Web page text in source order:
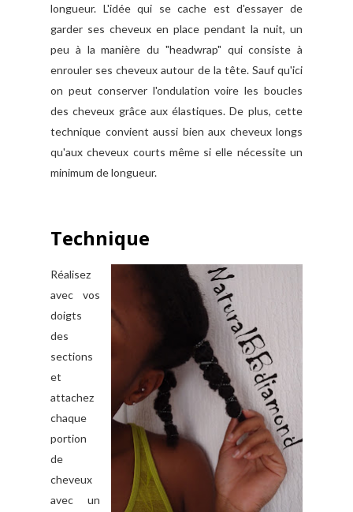
longueur. L'idée qui se cache est d'essayer de
garder ses cheveux en place pendant la nuit, un
peu à la manière du "headwrap" qui consiste à
enrouler ses cheveux autour de la tête. Sauf qu'ici
on peut conserver l'ondulation voire les boucles
des cheveux grâce aux élastiques. De plus, cette
technique convient aussi bien aux cheveux longs
qu'aux cheveux courts même si elle nécessite un
minimum de longueur.
Technique
Réalisez
avec vos
doigts
des
sections
et
attachez
chaque
portion
de
cheveux
avec un